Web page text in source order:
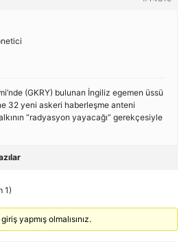
(GKRY) bulunan İngiliz egemen üssü
32 yeni askeri haberleşme anteni
“radyasyon yayacağı” gerekçesiyle
1)
yapmış olmalısınız.